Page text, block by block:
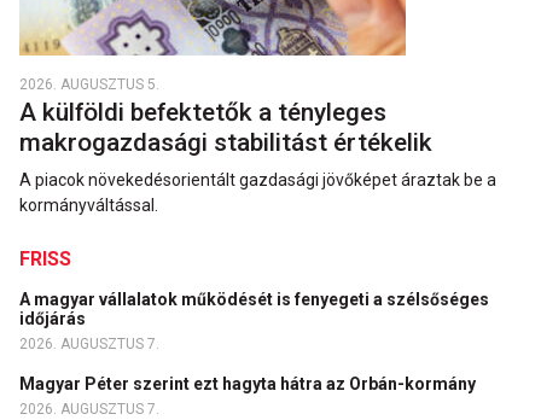
2026. AUGUSZTUS 5.
A külföldi befektetők a tényleges
makrogazdasági stabilitást értékelik
A piacok növekedésorientált gazdasági jövőképet áraztak be a
kormányváltással.
FRISS
A magyar vállalatok működését is fenyegeti a szélsőséges
időjárás
2026. AUGUSZTUS 7.
Magyar Péter szerint ezt hagyta hátra az Orbán-kormány
2026. AUGUSZTUS 7.